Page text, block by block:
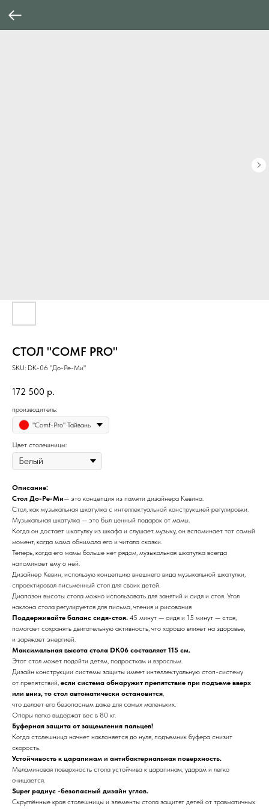
СТОЛ "COMF PRO"
SKU: DK-06 "До-Ре-Ми"
172 500 р.
производитель:
"Comf-Pro" Тайвань
Цвет столешницы:
Описание:
Стол До-Ре-Ми— это концепция из памяти дизайнера Кевина.
Стол, как музыкальная шкатулка с интеллектуальной конструкцией регулировки.
Музыкальная шкатулка — это был ценный подарок от мамы.
Когда он достает шкатулку из шкафа и слушает музыку, он вспоминает тот самый
момент, когда мама обнимала его и читала сказки.
Теперь, когда его мамы больше нет рядом, музыкальная шкатулка всегда
напоминает ему о ней.
Дизайнер Кевин, использую концепцию внешнего вида музыкальной шкатулки,
спроектировал письменный стол для своих детей.
Диапазон высоты стола можно использовать для занятий и сидя и стоя. Угол
наклона стола регулируется для письма, чтения и рисования
Поддерживайте баланс сидя-стоя. 45 минут — сидя и 15 минут — стоя,
помогает сохранять двигательную активность, что хорошо влияет на здоровье,
и заряжает энергией.
Максимальная высота стола DK06 составляет 115 см.
Этот стол может подойти детям, подросткам и взрослым.
Дизайн конструкции системы защиты имеет интеллектуальную стоп-систему
от препятствий, если система обнаружит препятствие при подъеме вверх
или вниз, то стол автоматически остановится,
что делает его безопасным даже для самых маленьких.
Опоры легко выдержат вес в 80 кг.
Буферная защита от защемления пальцев!
Когда столешница начнет наклоняется до нуля, подъемник буфера снизит
скорость.
Устойчивость к царапинам и антибактериальная поверхность.
Меламиновая поверхность стола устойчива к царапинам, ударам и легко
очищается.
Super радиус -безопасный дизайн углов.
Скруглённые края столешницы и элементы стола защитят детей от травматичных